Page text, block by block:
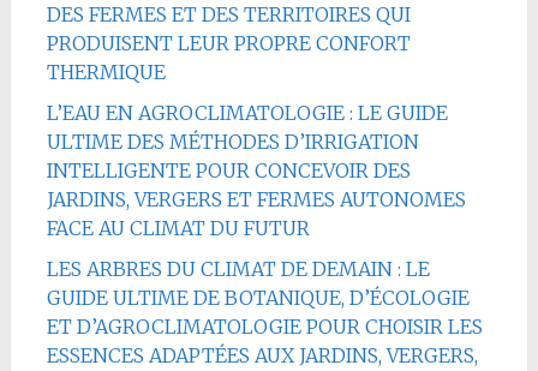
DES FERMES ET DES TERRITOIRES QUI
PRODUISENT LEUR PROPRE CONFORT
THERMIQUE
L’EAU EN AGROCLIMATOLOGIE : LE GUIDE
ULTIME DES MÉTHODES D’IRRIGATION
INTELLIGENTE POUR CONCEVOIR DES
JARDINS, VERGERS ET FERMES AUTONOMES
FACE AU CLIMAT DU FUTUR
LES ARBRES DU CLIMAT DE DEMAIN : LE
GUIDE ULTIME DE BOTANIQUE, D’ÉCOLOGIE
ET D’AGROCLIMATOLOGIE POUR CHOISIR LES
ESSENCES ADAPTÉES AUX JARDINS, VERGERS,